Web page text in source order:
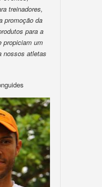
treinadores,
promoção da
para a
propiciam um
nossos atletas